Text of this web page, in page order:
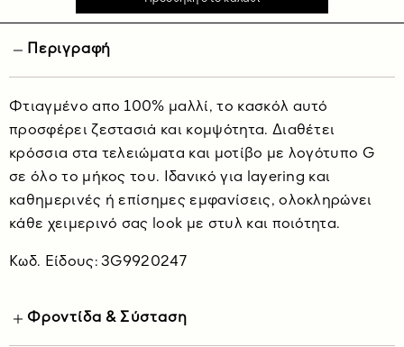
Περιγραφή
Φτιαγμένο απο 100% μαλλί, το κασκόλ αυτό
προσφέρει ζεστασιά και κομψότητα. Διαθέτει
κρόσσια στα τελειώματα και μοτίβο με λογότυπο G
σε όλο το μήκος του. Ιδανικό για layering και
καθημερινές ή επίσημες εμφανίσεις, ολοκληρώνει
κάθε χειμερινό σας look με στυλ και ποιότητα.
Kωδ. Είδους: 3G9920247
Φροντίδα & Σύσταση